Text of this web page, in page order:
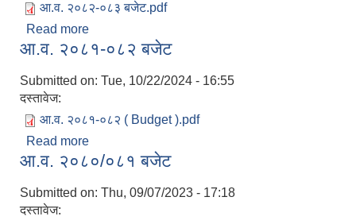
आ.व. २०८२-०८३ बजेट.pdf
Read more
आ.व. २०८१-०८२ बजेट
Submitted on: Tue, 10/22/2024 - 16:55
दस्तावेज:
आ.व. २०८१-०८२ ( Budget ).pdf
Read more
आ.व. २०८०/०८१ बजेट
Submitted on: Thu, 09/07/2023 - 17:18
दस्तावेज: